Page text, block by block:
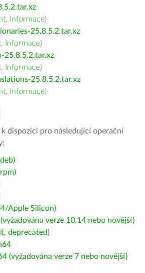
, Informace)
25.8.5.2.tar.xz
, Informace)
25.8.5.2.tar.xz
, Informace)
25.8.5.2.tar.xz
, Informace)
dispozici pro následující operační
Apple Silicon)
verze 10.14 nebo novější)
deprecated)
(vyžadována verze 7 nebo novější)